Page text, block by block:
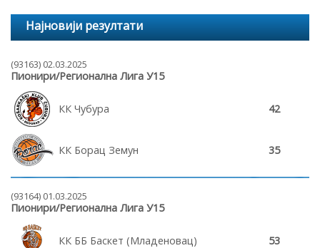
Најновији резултати
(93163) 02.03.2025
Пионири/Регионална Лига У15
КК Чубура 42
КК Борац Земун 35
(93164) 01.03.2025
Пионири/Регионална Лига У15
КК ББ Баскет (Младеновац) 53